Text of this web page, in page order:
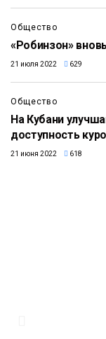
Общество
«Робинзон»
21 июля 2022 629
Общество
На Кубани
доступность
21 июня 2022 618